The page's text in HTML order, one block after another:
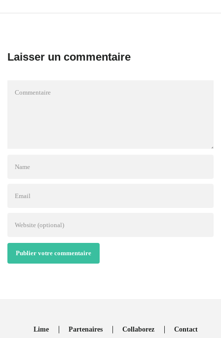
Laisser un commentaire
Publier votre commentaire
Lime Partenaires Collaborez Contact